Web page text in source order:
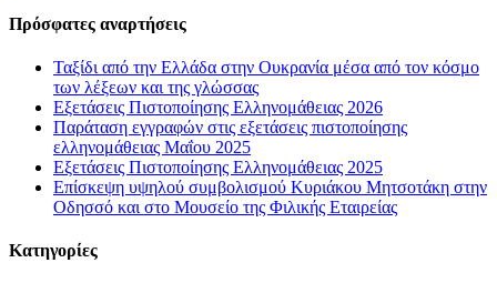
Πρόσφατες αναρτήσεις
Ταξίδι από την Ελλάδα στην Ουκρανία μέσα από τον κόσμο
των λέξεων και της γλώσσας
Εξετάσεις Πιστοποίησης Ελληνομάθειας 2026
Παράταση εγγραφών στις εξετάσεις πιστοποίησης
ελληνομάθειας Μαΐου 2025
Εξετάσεις Πιστοποίησης Ελληνομάθειας 2025
Επίσκεψη υψηλού συμβολισμού Κυριάκου Μητσοτάκη στην
Οδησσό και στο Μουσείο της Φιλικής Εταιρείας
Kατηγορίες